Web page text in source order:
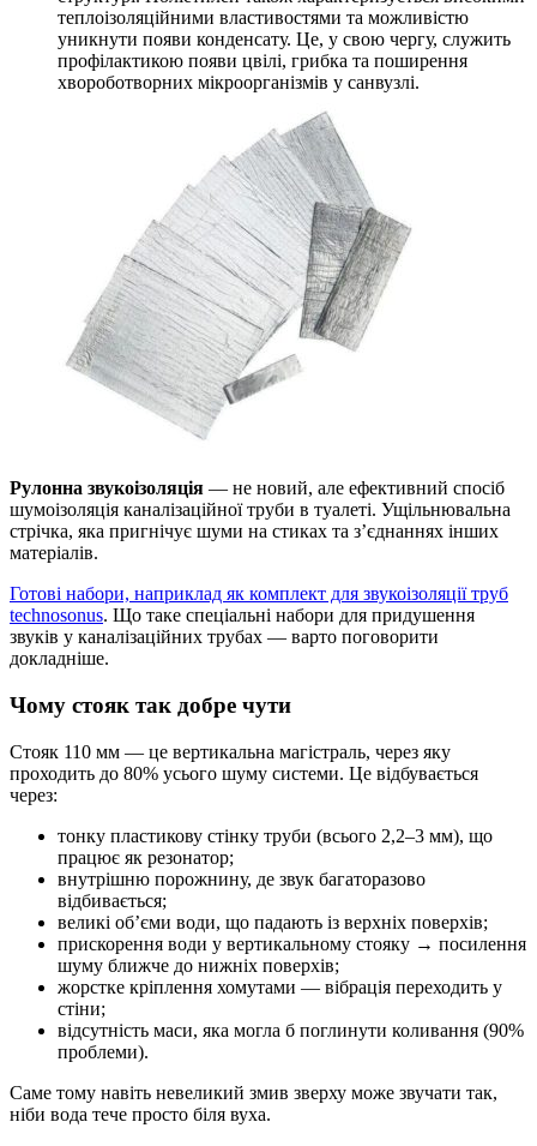
теплоізоляційними властивостями та можливістю
уникнути появи конденсату. Це, у свою чергу, служить
профілактикою появи цвілі, грибка та поширення
хвороботворних мікроорганізмів у санвузлі.
Рулонна звукоізоляція — не новий, але ефективний спосіб
шумоізоляція каналізаційної труби в туалеті. Ущільнювальна
стрічка, яка пригнічує шуми на стиках та з’єднаннях інших
матеріалів.
Готові набори, наприклад як комплект для звукоізоляції труб
technosonus. Що таке спеціальні набори для придушення
звуків у каналізаційних трубах — варто поговорити
докладніше.
Чому стояк так добре чути
Стояк 110 мм — це вертикальна магістраль, через яку
проходить до 80% усього шуму системи. Це відбувається
через:
тонку пластикову стінку труби (всього 2,2–3 мм), що
працює як резонатор;
внутрішню порожнину, де звук багаторазово
відбивається;
великі об’єми води, що падають із верхніх поверхів;
прискорення води у вертикальному стояку → посилення
шуму ближче до нижніх поверхів;
жорстке кріплення хомутами — вібрація переходить у
стіни;
відсутність маси, яка могла б поглинути коливання (90%
проблеми).
Саме тому навіть невеликий змив зверху може звучати так,
ніби вода тече просто біля вуха.